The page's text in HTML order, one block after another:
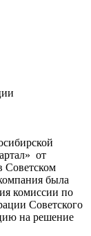
от
Советском
была
комиссии по
Советского
на решение